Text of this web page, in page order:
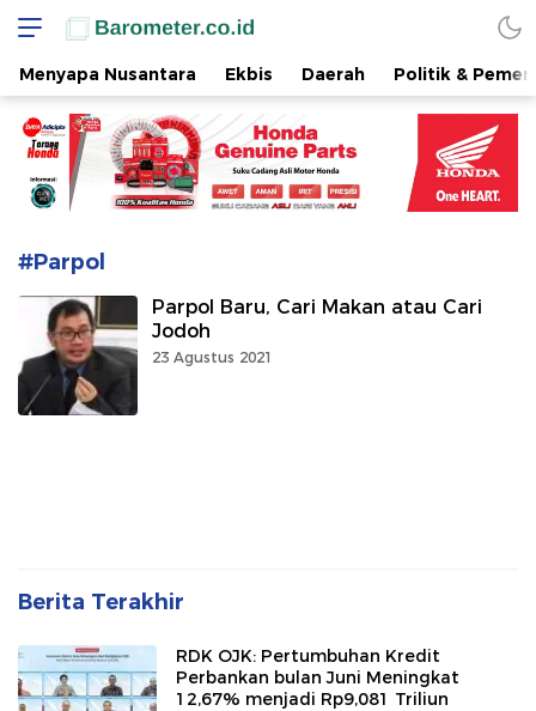
www.barometer.co.id
Berita Terkini di Sulawesi Utara
Menyapa Nusantara Ekbis Daerah Politik &
#Parpol
Parpol Baru, Cari Makan atau Cari
Jodoh
23 Agustus 2021
Berita Terakhir
RDK OJK: Pertumbuhan Kredit
Perbankan bulan Juni Meningkat
12,67% menjadi Rp9,081 Triliun